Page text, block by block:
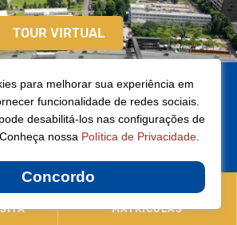
MATRÍCULAS
TOUR VIRTUAL
3218-8000
Richa (Marginal da Linha
para melhorar sua experiência em
funcionalidade de redes sociais.
desabilitá-los nas configurações de
nossa Política de Privacidade.
Concordo